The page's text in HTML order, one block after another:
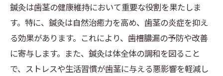
鍼灸は歯茎の健康維持において重要な役割を果たしま
す。特に、鍼灸は自然治癒力を高め、歯茎の炎症を抑え
る効果があります。これにより、歯槽膿漏の予防や改善
に寄与します。また、鍼灸は体全体の調和を図ること
で、ストレスや生活習慣が歯茎に与える悪影響を軽減し